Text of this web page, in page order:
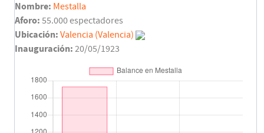
Waldo Machado
Enrique Ribelles(Pen.)
Final del partido
Nombre: Mestalla
Aforo: 55.000 espectadores
Ubicación: Valencia (Valencia)
Inauguración: 20/05/1923